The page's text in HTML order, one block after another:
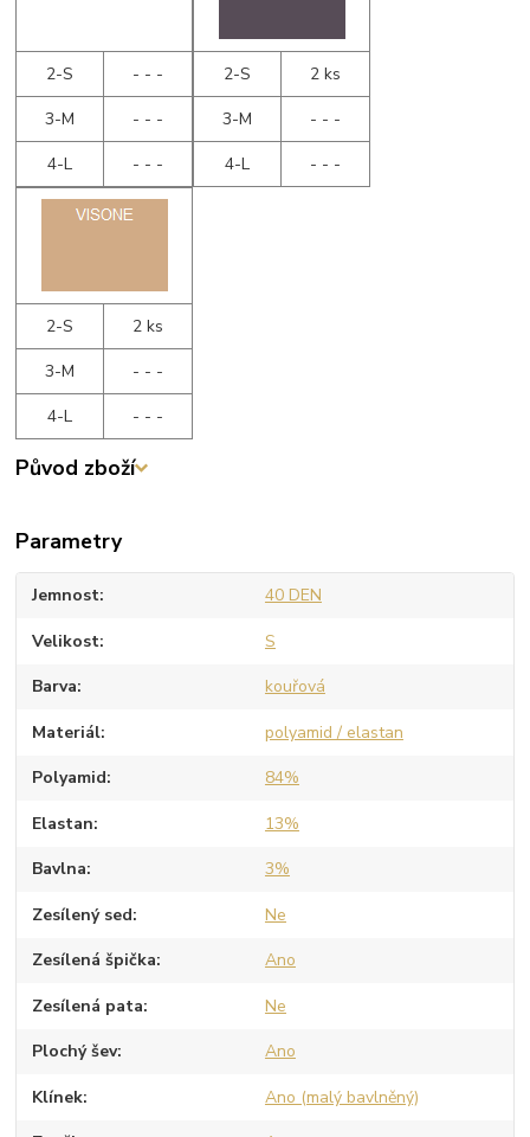
2-S
- - -
3-M
- - -
4-L
- - -
2-S
2 ks
3-M
- - -
4-L
- - -
2-S
2 ks
3-M
- - -
4-L
- - -
Původ zboží
Parametry
Jemnost 40 DEN
Velikost S
Barva kouřová
Materiál polyamid / elastan
Polyamid 84%
Elastan 13%
Bavlna 3%
Zesílený sed Ne
Zesílená špička Ano
Zesílená pata Ne
Plochý šev Ano
Klínek Ano (malý bavlněný)